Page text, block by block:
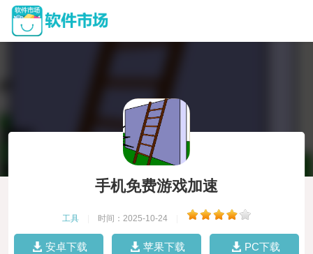
手机免费游戏加速
工具 时间：2025-10-24
安卓下载 苹果下载 PC下载